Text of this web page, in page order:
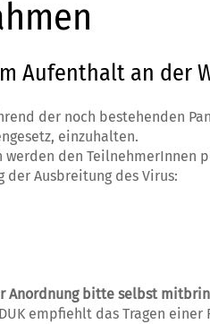
Aufenthalt an der
der noch bestehenden
einzuhalten.
den TeilnehmerInnen
Ausbreitung des Virus:
Anordnung bitte selbst
empfiehlt das Tragen